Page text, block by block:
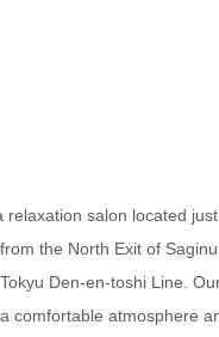
relaxation salon located
the North Exit of
Den-en-toshi Line.
comfortable atmosphere